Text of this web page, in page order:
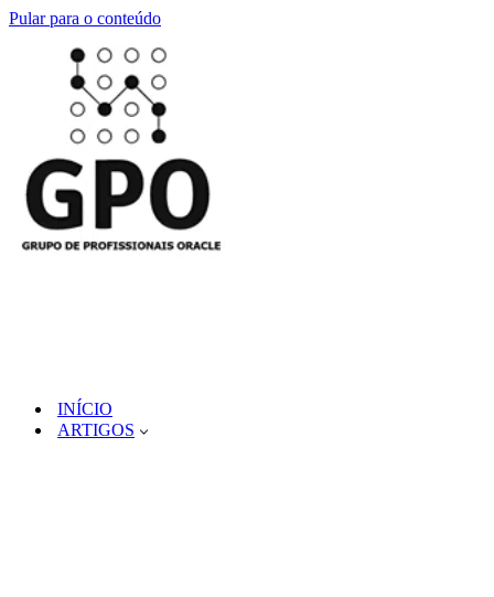
Pular para o conteúdo
INÍCIO
ARTIGOS